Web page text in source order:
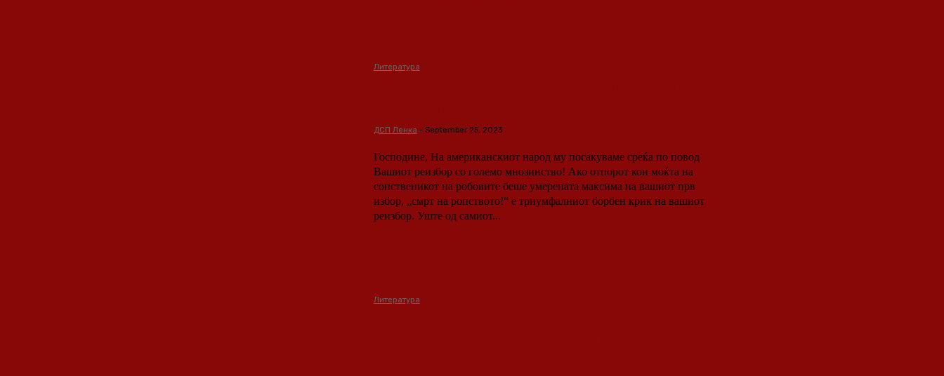
Литература
ДСП Ленка - September 25, 2023
Господине, На американскиот народ му посакуваме среќа по повод
Вашиот реизбор со големо мнозинство! Ако отпорот кон моќта на
сопственикот на робовите беше умерената максима на вашиот прв
избор, „смрт на ропството!“ е триумфалниот борбен крик на вашиот
реизбор. Уште од самиот...
Литература